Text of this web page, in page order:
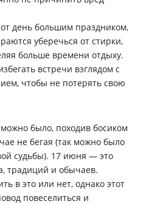
день большим праздником,
уберечься от стирки,
больше времени отдыху.
встречи взглядом с
чтобы не потерять свою
было, походив босиком
не бегая (так можно было
судьбы). 17 июня — это
традиций и обычаев.
в это или нет, однако этот
повеселиться и